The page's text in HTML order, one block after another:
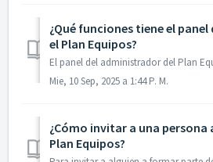
¿Qué funciones tiene el
el Plan Equipos?
Mie, 10 Sep, 2025 a 1:44 P. M.
¿Cómo invitar a una
Plan Equipos?